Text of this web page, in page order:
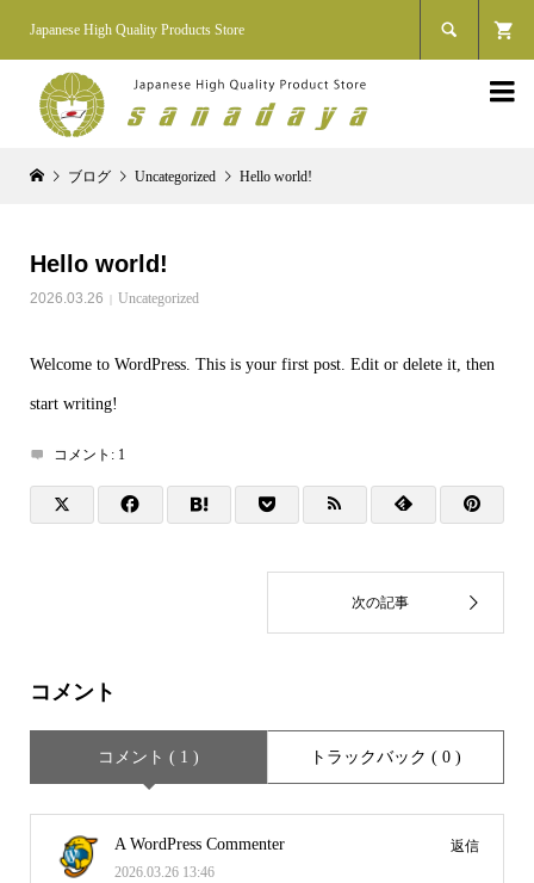
Japanese High Quality Products Store 

ブログ Uncategorized Hello world!
Hello world!
2026.03.26 Uncategorized
Welcome to WordPress. This is your first post. Edit or delete it, then
start writing!
コメント: 1
コメント
コメント ( 1 ) トラックバック ( 0 )
A WordPress Commenter
2026.03.26 13:46
返信